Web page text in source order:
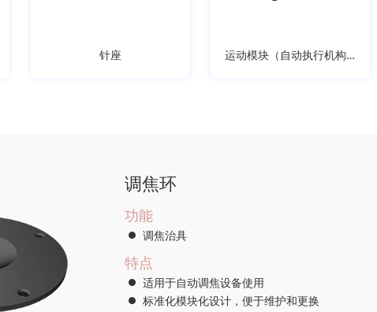
针座 运动模块（自动执行机构）
调焦环
功能
调焦治具
特点
适用于自动调焦设备使用
标准化模块化设计，便于维护和更换